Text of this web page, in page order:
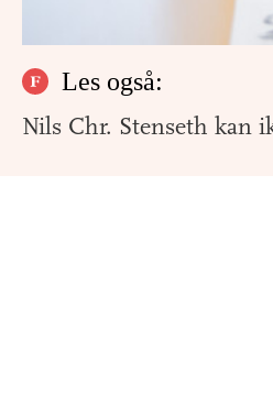
Les også:
Nils Chr. Stenseth kan